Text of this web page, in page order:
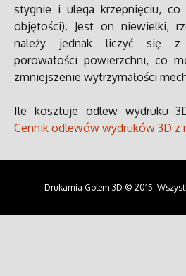
stygnie i ulega krzepnięciu, co
objętości). Jest on niewielki,
należy jednak liczyć się z
porowatości powierzchni, co
zmniejszenie wytrzymałości
Ile kosztuje odlew wydruku
Cennik odlewów wydruków 3D z
Drukarnia Golem 3D © 2015.